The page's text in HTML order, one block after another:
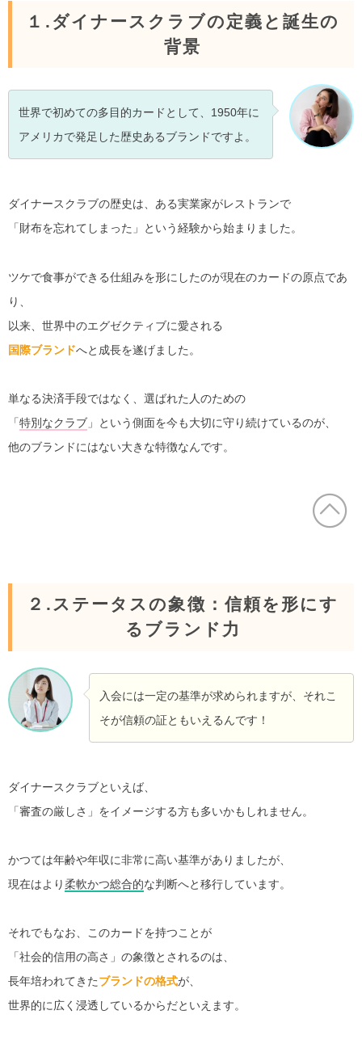
１.ダイナースクラブの定義と誕生の
背景
世界で初めての多目的カードとして、1950年に
アメリカで発足した歴史あるブランドですよ。
ダイナースクラブの歴史は、ある実業家がレストランで
「財布を忘れてしまった」という経験から始まりました。
ツケで食事ができる仕組みを形にしたのが現在のカードの原点であ
り、
以来、世界中のエグゼクティブに愛される
国際ブランドへと成長を遂げました。
単なる決済手段ではなく、選ばれた人のための
「特別なクラブ 」という側面を今も大切に守り続けているのが、
他のブランドにはない大きな特徴なんです。
２.ステータスの象徴：信頼を形にす
るブランド力
入会には一定の基準が求められますが、それこ
そが信頼の証ともいえるんです！
ダイナースクラブといえば、
「審査の厳しさ」をイメージする方も多いかもしれません。
かつては年齢や年収に非常に高い基準がありましたが、
現在はより柔軟かつ総合的な判断へと移行しています。
それでもなお、このカードを持つことが
「社会的信用の高さ」の象徴とされるのは、
長年培われてきたブランドの格式が、
世界的に広く浸透しているからだといえます。